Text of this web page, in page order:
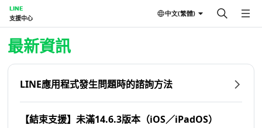
LINE
支援中心
中文(繁體)
首頁 | LINE支援中心
最新資訊
LINE應用程式發生問題時的諮詢方法
【結束支援】未滿14.6.3版本（iOS／iPadOS）